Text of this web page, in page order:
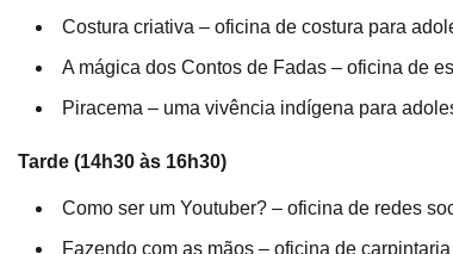
Costura criativa – oficina de costura para
A mágica dos Contos de Fadas – oficina de
Piracema – uma vivência indígena para
Tarde (14h30 às 16h30)
Como ser um Youtuber? – oficina de redes
Fazendo com as mãos – oficina de